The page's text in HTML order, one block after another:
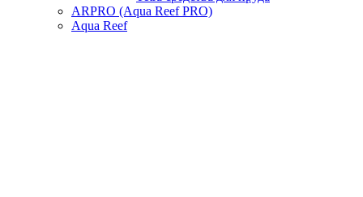
ARPRO (Aqua Reef PRO)
Aqua Reef